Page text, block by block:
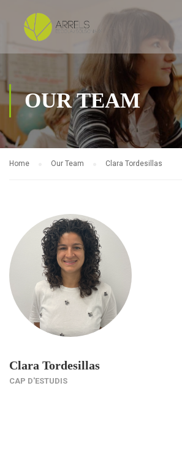
OUR TEAM
Home Our Team Clara Tordesillas
Clara Tordesillas
CAP D'ESTUDIS